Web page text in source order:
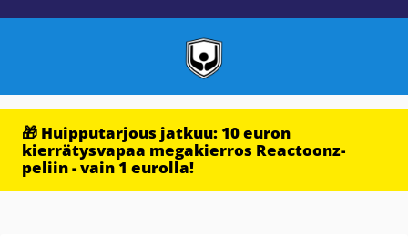
🎁 Huipputarjous jatkuu: 10 euron
kierrätysvapaa megakierros Reactoonz-
peliin - vain 1 eurolla!